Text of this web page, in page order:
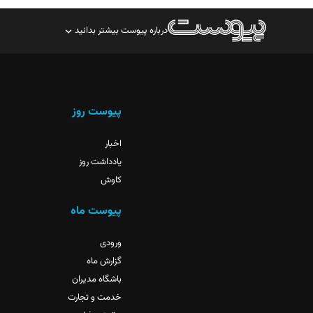
درباره پیوست بیشتر بدانید
پیوست روز
اخبار
یادداشت روز
کاوش
پیوست ماه
ورودی
گزارش ماه
باشگاه مدیران
خدمت و تجارت